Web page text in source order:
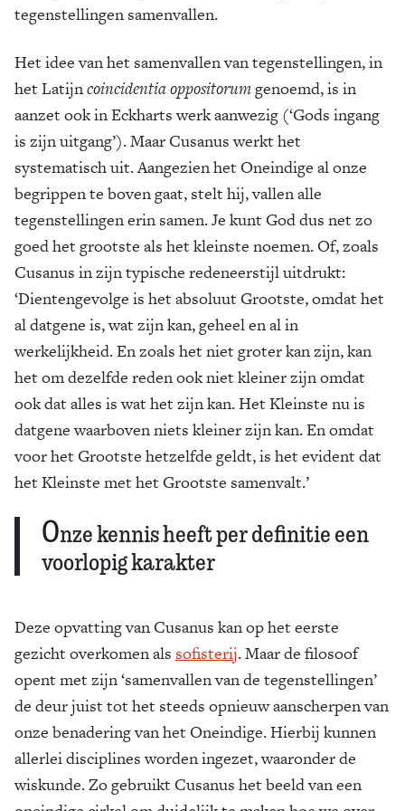
tegenstellingen samenvallen.
Het idee van het samenvallen van tegenstellingen, in
het Latijncoincidentia oppositorumgenoemd, is in
aanzet ook in Eckharts werk aanwezig (‘Gods ingang
is zijn uitgang’). Maar Cusanus werkt het
systematisch uit. Aangezien het Oneindige al onze
begrippen te boven gaat, stelt hij, vallen alle
tegenstellingen erin samen. Je kunt God dus net zo
goed het grootste als het kleinste noemen. Of, zoals
Cusanus in zijn typische redeneerstijl uitdrukt:
‘Dientengevolge is het absoluut Grootste, omdat het
al datgene is, wat zijn kan, geheel en al in
werkelijkheid. En zoals het niet groter kan zijn, kan
het om dezelfde reden ook niet kleiner zijn omdat
ook dat alles is wat het zijn kan. Het Kleinste nu is
datgene waarboven niets kleiner zijn kan. En omdat
voor het Grootste hetzelfde geldt, is het evident dat
het Kleinste met het Grootste samenvalt.’
Onze kennis heeft per definitie een
voorlopig karakter
Deze opvatting van Cusanus kan op het eerste
gezicht overkomen als sofisterij. Maar de filosoof
opent met zijn ‘samenvallen van de tegenstellingen’
de deur juist tot het steeds opnieuw aanscherpen van
onze benadering van het Oneindige. Hierbij kunnen
allerlei disciplines worden ingezet, waaronder de
wiskunde. Zo gebruikt Cusanus het beeld van een